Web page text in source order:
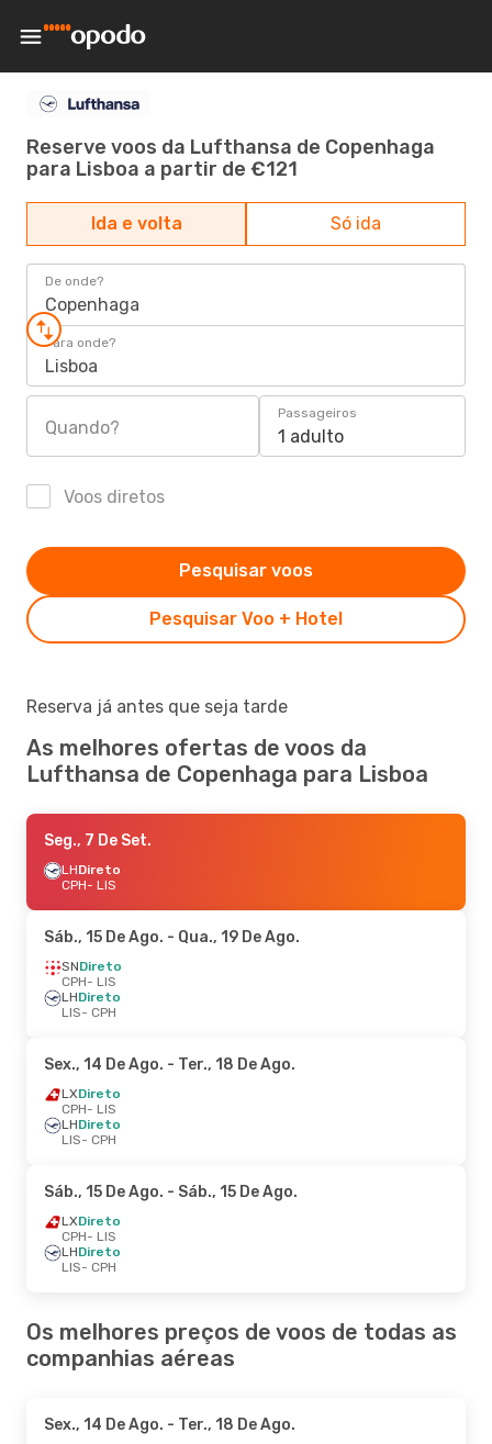
Reserve voos da Lufthansa de Copenhaga
para Lisboa a partir de €121
Ida e volta Só ida
De onde?
Copenhaga
Para onde?
Lisboa
Quando?
Passageiros
1 adulto
Voos diretos
Pesquisar Voo + Hotel
Pesquisar voos
Reserva já antes que seja tarde
As melhores ofertas de voos da
Lufthansa de Copenhaga para Lisboa
Seg., 7 De Set.
LHDireto
CPH- LIS
Sáb., 15 De Ago. - Qua., 19 De Ago.
SNDireto
CPH- LIS
LHDireto
LIS- CPH
Sex., 14 De Ago. - Ter., 18 De Ago.
LXDireto
CPH- LIS
LHDireto
LIS- CPH
Sáb., 15 De Ago. - Sáb., 15 De Ago.
LXDireto
CPH- LIS
LHDireto
LIS- CPH
Os melhores preços de voos de todas as
companhias aéreas
Sex., 14 De Ago. - Ter., 18 De Ago.